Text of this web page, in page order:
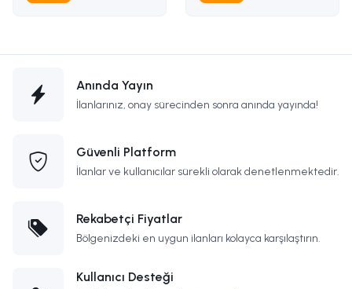
Anında Yayın
İlanlarınız, onay sürecinden sonra anında yayında!
Güvenli Platform
İlanlar ve kullanıcılar sürekli olarak denetlenmektedir.
Rekabetçi Fiyatlar
Bölgenizdeki en uygun ilanları kolayca karşılaştırın.
Kullanıcı Desteği